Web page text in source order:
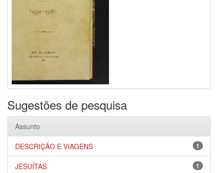
Sugestões de pesquisa
Assunto
1
DESCRIÇÃO E VIAGENS
1
JESUÍTAS